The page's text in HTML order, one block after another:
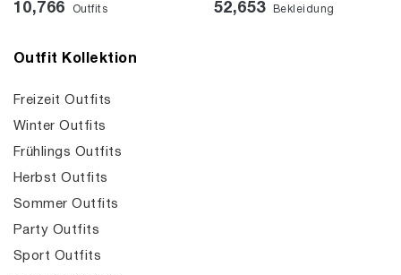
10,766 Outfits 52,653 Bekleidung
Outfit Kollektion
Freizeit Outfits
Winter Outfits
Frühlings Outfits
Herbst Outfits
Sommer Outfits
Party Outfits
Sport Outfits